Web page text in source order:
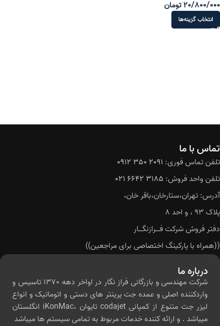
20/800/000تومان
انتخاب گزینه‌ها
تماس با ما
تلفن تماس فوری: 2091 350 0912
تلفن واحد فروش: 3185 6642 021
آدرس: تهران،ستارخان،باقر خان،
پلاک 93 ، و احد 8
دفتر فروش شرکت فــرازنگــار
((همراه با پارکینگ اختصاصی برای مراجعین))
درباره ما
شرکت مهندسی و بازرگانی فراز نگار در اواخر دهه 1370 تاسیس و
واردکننده اصلی و عمده جت پرینتر های دستی و اتوماتیک و انواع
لیزر جت متنوع از کمپانی codajet تایوان ،iKonMac انگلستان
میباشد . و ارائه کننده خدمات مربوط به تمامی سیستم ها میباشد